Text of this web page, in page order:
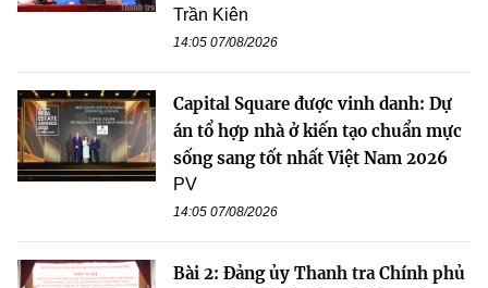
Trần Kiên
14:05 07/08/2026
Capital Square được vinh danh: Dự
án tổ hợp nhà ở kiến tạo chuẩn mực
sống sang tốt nhất Việt Nam 2026
PV
14:05 07/08/2026
Bài 2: Đảng ủy Thanh tra Chính phủ